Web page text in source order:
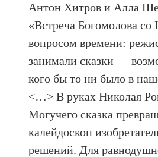
Антон Хитров и Алла
«Встреча Богомолова
вопросом времени:
занимали сказки —
кого бы то ни было в
<…> В руках Николая
Могучего сказка
калейдоскоп
решений. Для